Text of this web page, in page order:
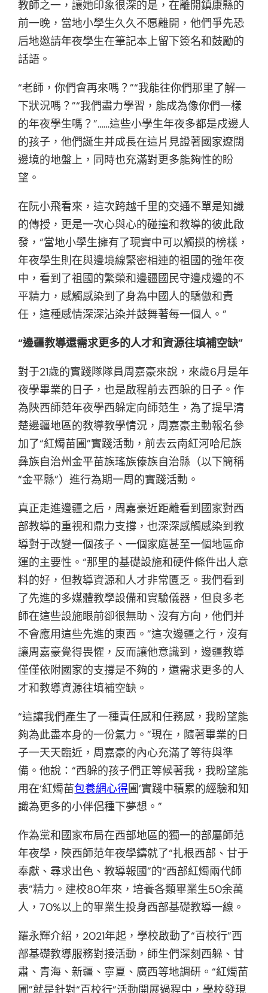
教師之一，讓她印象很深的是，在離開鎮康縣的
前一晚，當地小學生久久不愿離開，他們爭先恐
后地邀請年夜學生在筆記本上留下簽名和鼓勵的
話語。
“老師，你們會再來嗎？”“我能往你們那里了解一
下狀況嗎？”“我們盡力學習，能成為像你們一樣
的年夜學生嗎？”……這些小學生年夜多都是戍邊人
的孩子，他們誕生并成長在這片見證著國家遼闊
邊境的地盤上，同時也充滿對更多能夠性的盼
望。
在阮小飛看來，這次跨越千里的交通不單是知識
的傳授，更是一次心與心的碰撞和教導的彼此啟
發，“當地小學生擁有了現實中可以觸摸的榜樣，
年夜學生則在與邊境線緊密相連的祖國的強年夜
中，看到了祖國的繁榮和邊疆國民守邊戍邊的不
平精力，感觸感染到了身為中國人的驕傲和責
任，這種感情深深沾染并鼓舞著每一個人。”
“邊疆教導還需求更多的人才和資源往填補空缺”
對于21歲的實踐隊隊員周嘉豪來說，來歲6月是年
夜學畢業的日子，也是啟程前去西躲的日子。作
為陜西師范年夜學西躲定向師范生，為了提早清
楚邊疆地區的教導教學情況，周嘉豪主動報名參
加了“紅燭苗圃”實踐活動，前去云南紅河哈尼族
彝族自治州金平苗族瑤族傣族自治縣（以下簡稱
“金平縣”）進行為期一周的實踐活動。
真正走進邊疆之后，周嘉豪近距離看到國家對西
部教導的重視和鼎力支撐，也深深感觸感染到教
導對于改變一個孩子、一個家庭甚至一個地區命
運的主要性。“那里的基礎設施和硬件條件出人意
料的好，但教導資源和人才非常匱乏。我們看到
了先進的多媒體教學設備和實驗儀器，但良多老
師在這些設施眼前卻很無助、沒有方向，他們并
不會應用這些先進的東西。”這次邊疆之行，沒有
讓周嘉豪覺得畏懼，反而讓他意識到，邊疆教導
僅僅依附國家的支撐是不夠的，還需求更多的人
才和教導資源往填補空缺。
“這讓我們產生了一種責任感和任務感，我盼望能
夠為此盡本身的一份氣力。”現在，隨著畢業的日
子一天天臨近，周嘉豪的內心充滿了等待與準
備。他說：“西躲的孩子們正等候著我，我盼望能
用在‘紅燭苗包養網心得圃’實踐中積累的經驗和知
識為更多的小伴侶種下夢想。”
作為黨和國家布局在西部地區的獨一的部屬師范
年夜學，陜西師范年夜學鑄就了“扎根西部、甘于
奉獻、尋求出色、教導報國”的“西部紅燭兩代師
表”精力。建校80年來，培養各類畢業生50余萬
人，70%以上的畢業生投身西部基礎教導一線。
羅永輝介紹，2021年起，學校啟動了“百校行”西
部基礎教導服務對接活動，師生們深刻西躲、甘
肅、青海、新疆、寧夏、廣西等地調研。“紅燭苗
圃”就是針對“百校行”活動開展過程中，學校發現